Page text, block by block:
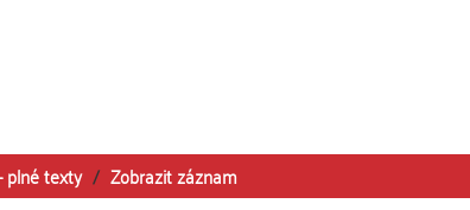
plné texty Zobrazit záznam